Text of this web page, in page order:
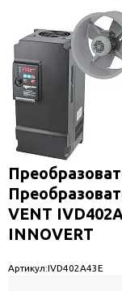
VENT
INNOVERT
Артикул:IVD402A43E